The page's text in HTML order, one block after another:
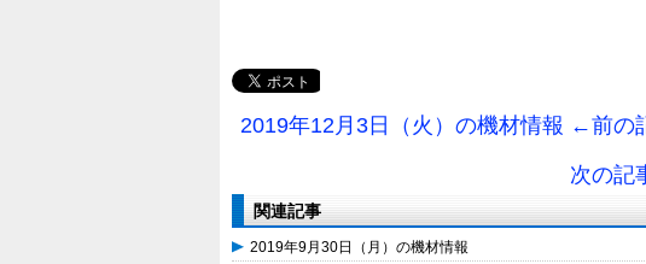
2019年12月3日（火）の機材情報 ←前の
次の記
関連記事
2019年9月30日（月）の機材情報